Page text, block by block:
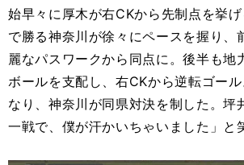
始早々に厚木が右CKから先制点を挙
で勝る神奈川が徐々にペースを握り、
麗なパスワークから同点に。後半も地
ボールを支配し、右CKから逆転ゴー
なり、神奈川が同県対決を制した。坪
一戦で、僕が汗かいちゃいました」と